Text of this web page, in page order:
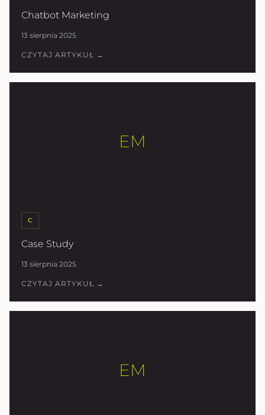
Chatbot Marketing
13 sierpnia 2025
CZYTAJ ARTYKUŁ →
EM
C
Case Study
13 sierpnia 2025
CZYTAJ ARTYKUŁ →
EM